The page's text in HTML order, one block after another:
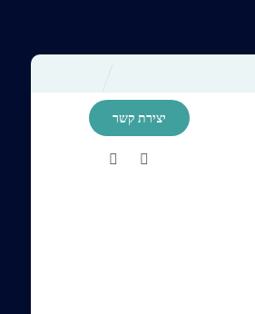
יצירת קשר